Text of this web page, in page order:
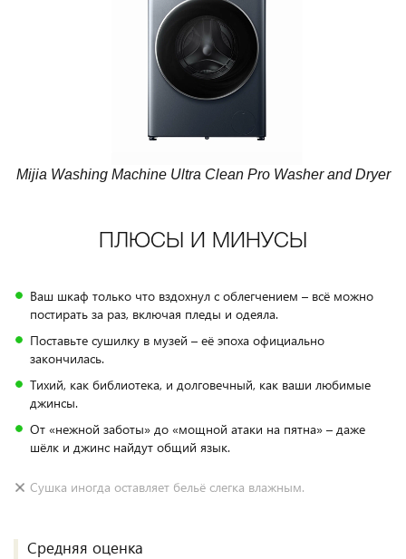
Mijia Washing Machine Ultra Clean Pro Washer and Dryer
ПЛЮСЫ И МИНУСЫ
Ваш шкаф только что вздохнул с облегчением – всё можно
постирать за раз, включая пледы и одеяла.
Поставьте сушилку в музей – её эпоха официально
закончилась.
Тихий, как библиотека, и долговечный, как ваши любимые
джинсы.
От «нежной заботы» до «мощной атаки на пятна» – даже
шёлк и джинс найдут общий язык.
Сушка иногда оставляет бельё слегка влажным.
Средняя оценка